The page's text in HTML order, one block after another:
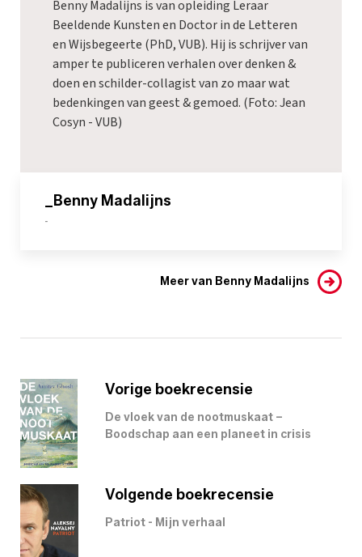
Benny Madalijns is van opleiding Leraar
Beeldende Kunsten en Doctor in de Letteren
en Wijsbegeerte (PhD, VUB). Hij is schrijver van
amper te publiceren verhalen over denken &
doen en schilder-collagist van zo maar wat
bedenkingen van geest & gemoed. (Foto: Jean
Cosyn - VUB)
_Benny Madalijns
-
Meer van Benny Madalijns
Vorige boekrecensie
De vloek van de nootmuskaat –
Boodschap aan een planeet in crisis
Volgende boekrecensie
Patriot - Mijn verhaal